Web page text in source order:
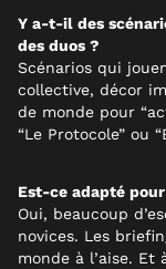
Y a-t-il des
des duos ?
Scénarios qui
collective, décor
de monde pour
“Le Protocole” ou
Est-ce adapté pour
Oui, beaucoup
novices. Les
monde à l’aise. Et